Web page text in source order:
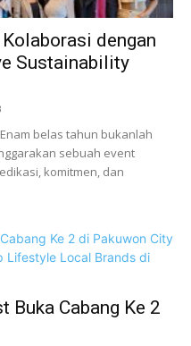
dengan
Sustainability
belas tahun bukanlah
sebuah event
komitmen, dan
Buka Cabang Ke 2